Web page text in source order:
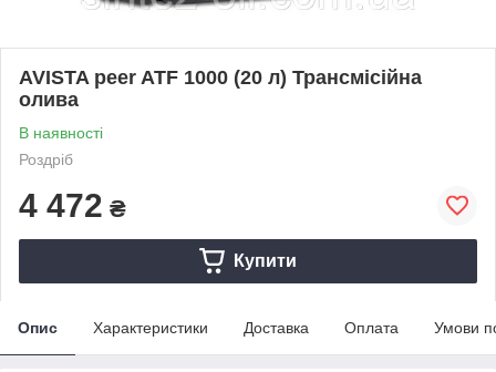
AVISTA peer ATF 1000 (20 л) Трансмісійна
олива
В наявності
Роздріб
4 472 ₴
Купити
Опис Характеристики Доставка Оплата Умови